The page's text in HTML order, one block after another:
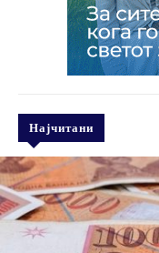
Најчитани